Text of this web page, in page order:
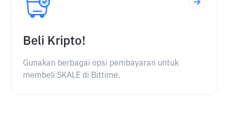
Beli Kripto!
Gunakan berbagai opsi pembayaran untuk
membeli SKALE di Bittime.